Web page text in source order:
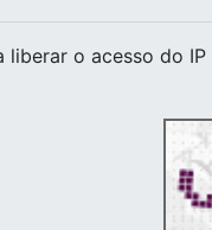
liberar o acesso do IP